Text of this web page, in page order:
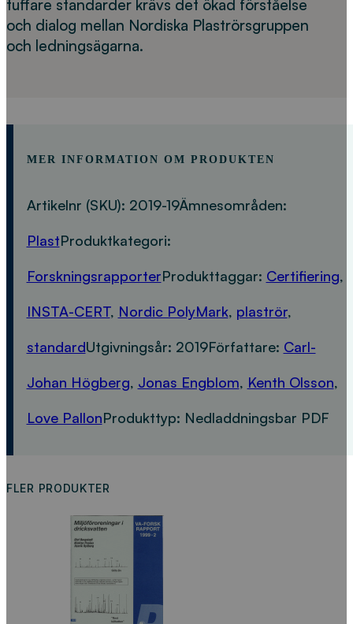
tuffare standarder krävs det ökad förståelse
och dialog mellan Nordiska Plaströrsgruppen
och ledningsägarna.
MER INFORMATION OM PRODUKTEN
Artikelnr (SKU): 2019-19Ämnesområden:
PlastProduktkategori:
ForskningsrapporterProdukttaggar: Certifiering,
INSTA-CERT, Nordic PolyMark, plaströr,
standardUtgivningsår: 2019Författare: Carl-
Johan Högberg, Jonas Engblom, Kenth Olsson,
Love PallonProdukttyp: Nedladdningsbar PDF
FLER PRODUKTER